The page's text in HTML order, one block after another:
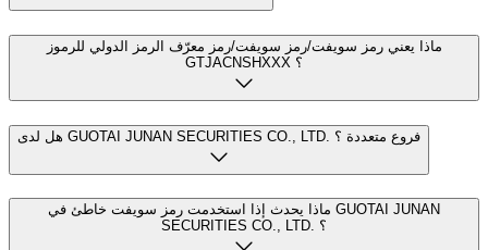
ماذا يعني رمز سويفت/رمز سويفت/رمز معرّف الرمز الدولي للرموز
GTJACNSHXXX ؟
هل لدى GUOTAI JUNAN SECURITIES CO., LTD. فروع متعددة ؟
ماذا يحدث إذا استخدمت رمز سويفت خاطئ في GUOTAI JUNAN
SECURITIES CO., LTD. ؟